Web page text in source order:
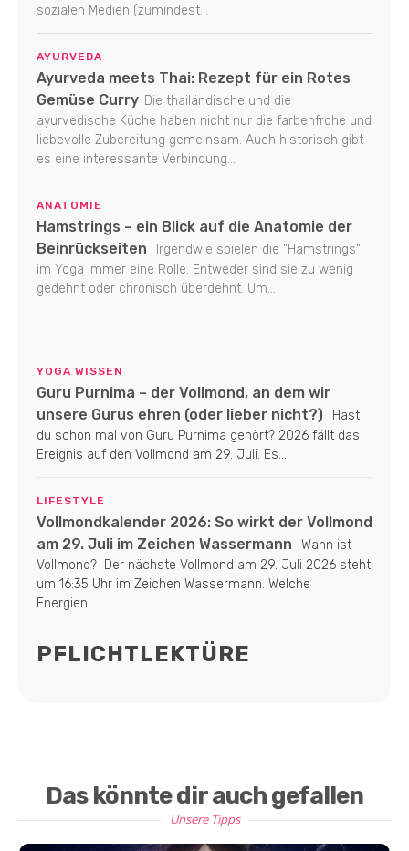
sozialen Medien (zumindest...
AYURVEDA
Ayurveda meets Thai: Rezept für ein Rotes
Gemüse Curry Die thailändische und die
ayurvedische Küche haben nicht nur die farbenfrohe und
liebevolle Zubereitung gemeinsam. Auch historisch gibt
es eine interessante Verbindung...
ANATOMIE
Hamstrings – ein Blick auf die Anatomie der
Beinrückseiten
Irgendwie spielen die "Hamstrings"
im Yoga immer eine Rolle. Entweder sind sie zu wenig
gedehnt oder chronisch überdehnt. Um...
YOGA WISSEN
Guru Purnima – der Vollmond, an dem wir
unsere Gurus ehren (oder lieber nicht?)
Hast
du schon mal von Guru Purnima gehört? 2026 fällt das
Ereignis auf den Vollmond am 29. Juli. Es...
LIFESTYLE
Vollmondkalender 2026: So wirkt der Vollmond
am 29. Juli im Zeichen Wassermann
Wann ist
Vollmond? Der nächste Vollmond am 29. Juli 2026 steht
um 16:35 Uhr im Zeichen Wassermann. Welche
Energien...
PFLICHTLEKTÜRE
Das könnte dir auch gefallen
Unsere Tipps